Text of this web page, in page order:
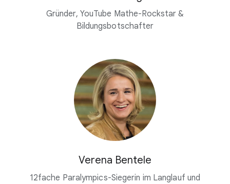
Gründer, YouTube Mathe-Rockstar &
Bildungsbotschafter
Verena Bentele
12fache Paralympics-Siegerin im Langlauf und